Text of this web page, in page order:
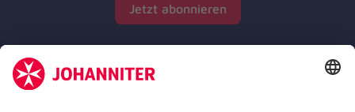
Jetzt abonnieren
Zertifizierung der Johanniter-Unfall-Hilfe e.V.